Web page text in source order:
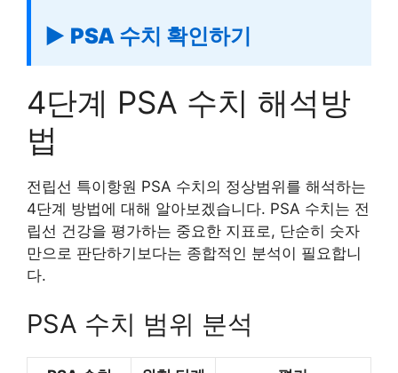
▶ PSA 수치 확인하기
4단계 PSA 수치 해석방
법
전립선 특이항원 PSA 수치의 정상범위를 해석하는
4단계 방법에 대해 알아보겠습니다. PSA 수치는 전
립선 건강을 평가하는 중요한 지표로, 단순히 숫자
만으로 판단하기보다는 종합적인 분석이 필요합니
다.
PSA 수치 범위 분석